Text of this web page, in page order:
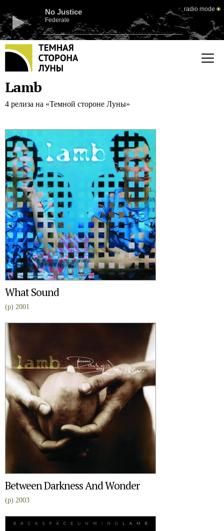
No Justice
Federale
radio mode
Lamb
4 релиза на «Темной стороне Луны»
What Sound
(p) 2001
Between Darkness And Wonder
(p) 2003